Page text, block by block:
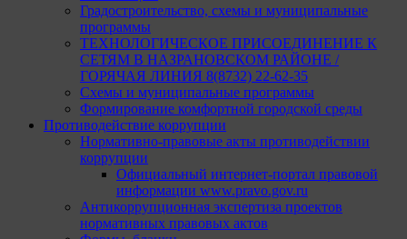
Градостроительство, схемы и муниципальные
программы
ТЕХНОЛОГИЧЕСКОЕ ПРИСОЕДИНЕНИЕ К
СЕТЯМ В НАЗРАНОВСКОМ РАЙОНЕ /
ГОРЯЧАЯ ЛИНИЯ 8(8732) 22-62-35
Схемы и муниципальные программы
Формирование комфортной городской среды
Противодействие коррупции
Нормативно-правовые акты противодействии
коррупции
Официальный интернет-портал правовой
информации www.pravo.gov.ru
Антикоррупционная экспертиза проектов
нормативных правовых актов